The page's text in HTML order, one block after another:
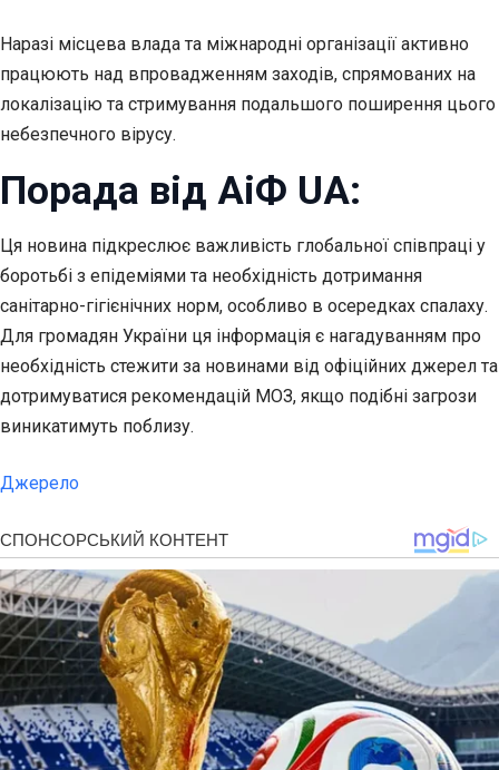
Наразі місцева влада та міжнародні організації активно
працюють над впровадженням заходів, спрямованих на
локалізацію та стримування подальшого поширення цього
небезпечного вірусу.
Порада від АіФ UA:
Ця новина підкреслює важливість глобальної співпраці у
боротьбі з епідеміями та необхідність дотримання
санітарно-гігієнічних норм, особливо в осередках спалаху.
Для громадян України ця інформація є нагадуванням про
необхідність стежити за новинами від офіційних джерел та
дотримуватися рекомендацій МОЗ, якщо подібні загрози
виникатимуть поблизу.
Джерело